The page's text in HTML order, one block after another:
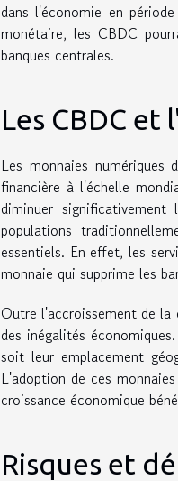
dans l'économie en
monétaire, les CBDC
banques centrales.
Les CBDC
Les monnaies numériques
financière à l'échelle
diminuer
populations
essentiels. En effet, les
monnaie qui supprime les
Outre l'accroissement de la
des inégalités
soit leur emplacement
L'adoption de ces
croissance économique
Risques et